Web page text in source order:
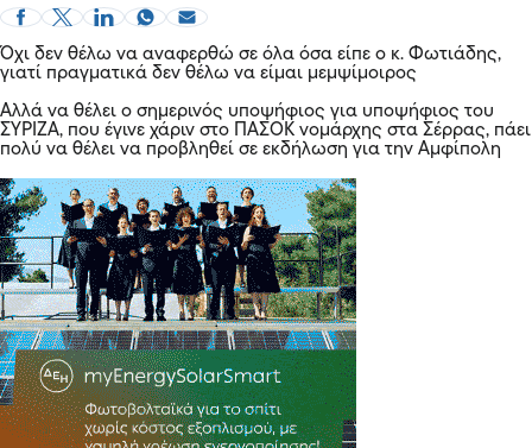
Όχι δεν θέλω να αναφερθώ σε όλα όσα είπε ο κ. Φωτιάδης,
γιατί πραγματικά δεν θέλω να είμαι μεμψίμοιρος
Αλλά να θέλει ο σημερινός υποψήφιος για υποψήφιος του
ΣΥΡΙΖΑ, που έγινε χάριν στο ΠΑΣΟΚ νομάρχης στα Σέρρας, πάει
πολύ να θέλει να προβληθεί σε εκδήλωση για την Αμφίπολη